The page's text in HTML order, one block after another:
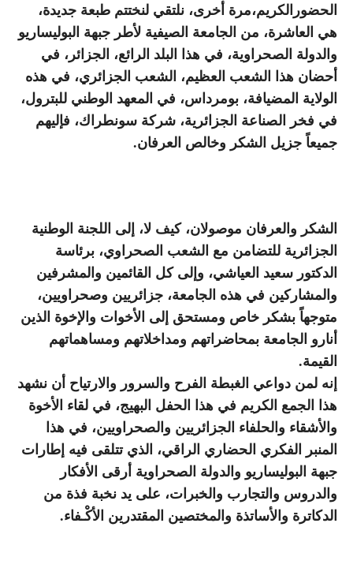
الحضورالكريم،مرة أخرى، نلتقي لنختتم طبعة جديدة،
هي العاشرة، من الجامعة الصيفية لأطر جبهة البوليساريو
والدولة الصحراوية، في هذا البلد الرائع، الجزائر، في
أحضان هذا الشعب العظيم، الشعب الجزائري، في هذه
الولاية المضيافة، بومرداس، في المعهد الوطني للبترول،
في فخر الصناعة الجزائرية، شركة سونطراك، فإليهم
جميعاً جزيل الشكر وخالص العرفان.
الشكر والعرفان موصولان، كيف لا، إلى اللجنة الوطنية
الجزائرية للتضامن مع الشعب الصحراوي، برئاسة
الدكتور سعيد العياشي، وإلى كل القائمين والمشرفين
والمشاركين في هذه الجامعة، جزائريين وصحراويين،
متوجهاً بشكر خاص ومستحق إلى الأخوات والإخوة الذين
أنارو الجامعة بمحاضراتهم ومداخلاتهم ومساهماتهم
القيمة.
إنه لمن دواعي الغبطة الفرح والسرور والارتياح أن نشهد
هذا الجمع الكريم في هذا الحفل البهيج، في لقاء الأخوة
والأشقاء والحلفاء الجزائريين والصحراويين، في هذا
المنبر الفكري الحضاري الراقي، الذي تتلقى فيه إطارات
جبهة البوليساريو والدولة الصحراوية أرقى الأفكار
والدروس والتجارب والخبرات، على يد نخبة فذة من
الدكاترة والأساتذة والمختصين المقتدرين الأكْـفاء.